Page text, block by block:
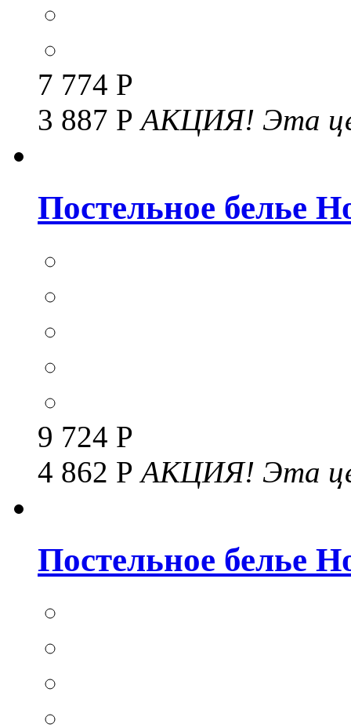
7 774 Р
3 887 РАКЦИЯ! Эта
Постельное белье
9 724 Р
4 862 РАКЦИЯ! Эта
Постельное белье